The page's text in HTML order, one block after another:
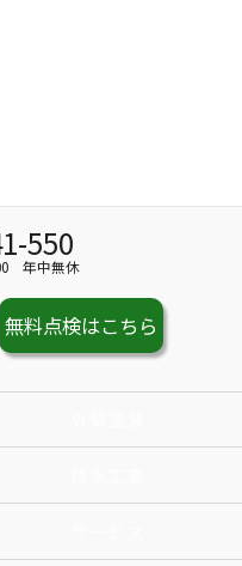
550
年中無休
無料点検はこちら